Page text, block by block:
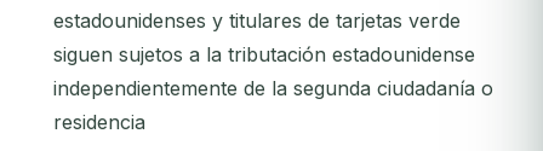
estadounidenses y titulares de tarjetas verde
siguen sujetos a la tributación estadounidense
independientemente de la segunda ciudadanía o
residencia